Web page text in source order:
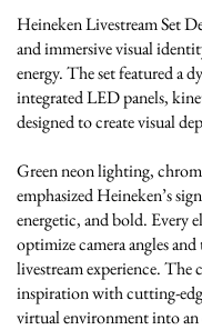
Heineken Livestream Set
and immersive visual
energy. The set featured a
integrated LED panels,
designed to create visual
Green neon lighting,
emphasized Heineken’s
energetic, and bold. Every
optimize camera angles
livestream experience.
inspiration with cutting-
virtual environment into